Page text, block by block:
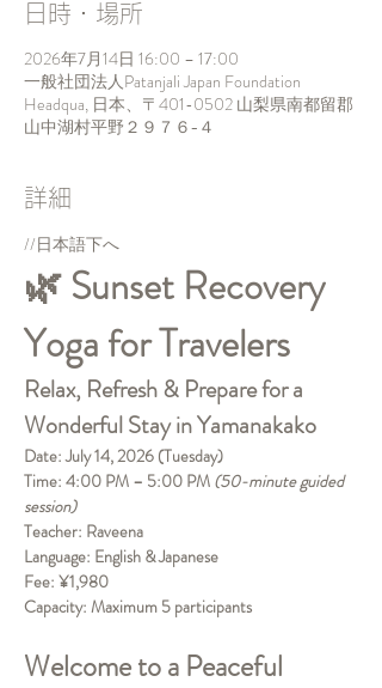
日時・場所
2026年7月14日 16:00 – 17:00
一般社団法人Patanjali Japan Foundation
Headqua, 日本、〒401-0502 山梨県南都留郡
山中湖村平野２９７６−４
詳細
//日本語下へ
🌿 Sunset Recovery
Yoga for Travelers
Relax, Refresh & Prepare for a
Wonderful Stay in Yamanakako
Date: July 14, 2026 (Tuesday)
Time: 4:00 PM – 5:00 PM (50-minute guided
session)
Teacher: Raveena
Language: English & Japanese
Fee: ¥1,980
Capacity: Maximum 5 participants
Welcome to a Peaceful